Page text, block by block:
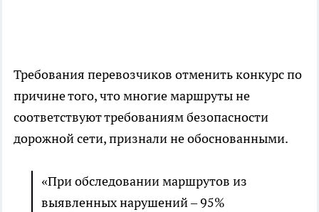
Требования перевозчиков отменить конкурс по
причине того, что многие маршруты не
соответствуют требованиям безопасности
дорожной сети, признали не обоснованными.
«При обследовании маршрутов из
выявленных нарушений – 95%